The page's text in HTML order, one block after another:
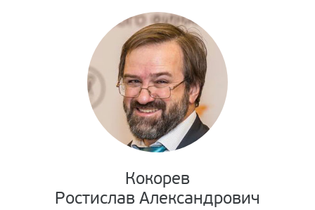
Кокорев
Ростислав Александрович